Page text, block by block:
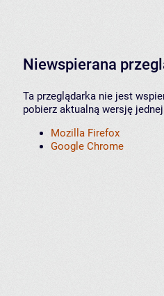
Niewspierana
Ta przeglądarka nie jest
pobierz aktualną wersję
Mozilla Firefox
Google Chrome